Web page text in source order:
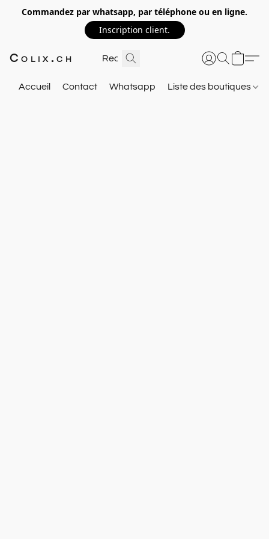
Commandez par whatsapp, par téléphone ou en ligne.
Inscription client.
Colix.ch
Accueil Contact Whatsapp Liste des boutiques